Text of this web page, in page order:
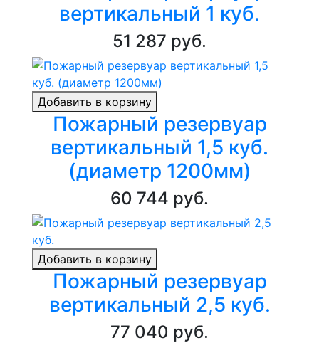
вертикальный 1 куб.
51 287 руб.
Добавить в корзину
Пожарный резервуар
вертикальный 1,5 куб.
(диаметр 1200мм)
60 744 руб.
Добавить в корзину
Пожарный резервуар
вертикальный 2,5 куб.
77 040 руб.